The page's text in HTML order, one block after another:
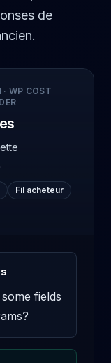
de
· WP COST
Fil acheteur
fields